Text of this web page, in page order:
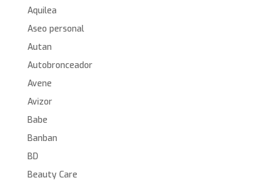
Aquilea
Aseo personal
Autan
Autobronceador
Avene
Avizor
Babe
Banban
BD
Beauty Care